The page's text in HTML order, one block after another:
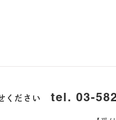
ください tel. 03-